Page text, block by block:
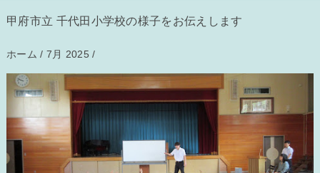
甲府市立 千代田小学校の様子をお伝えします
ホーム / 7月 2025 /